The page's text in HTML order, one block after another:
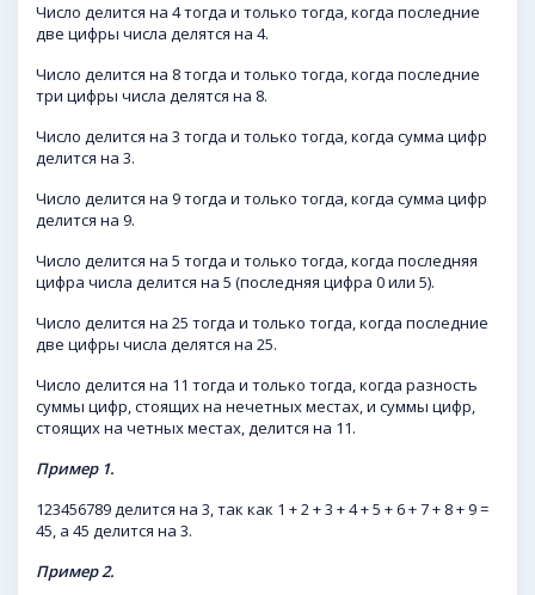
Число делится на 4 тогда и только тогда, когда последние
две цифры числа делятся на 4.
Число делится на 8 тогда и только тогда, когда последние
три цифры числа делятся на 8.
Число делится на 3 тогда и только тогда, когда сумма цифр
делится на 3.
Число делится на 9 тогда и только тогда, когда сумма цифр
делится на 9.
Число делится на 5 тогда и только тогда, когда последняя
цифра числа делится на 5 (последняя цифра 0 или 5).
Число делится на 25 тогда и только тогда, когда последние
две цифры числа делятся на 25.
Число делится на 11 тогда и только тогда, когда разность
суммы цифр, стоящих на нечетных местах, и суммы цифр,
стоящих на четных местах, делится на 11.
Пример 1.
123456789 делится на 3, так как 1 + 2 + 3 + 4 + 5 + 6 + 7 + 8 + 9 =
45, а 45 делится на 3.
Пример 2.